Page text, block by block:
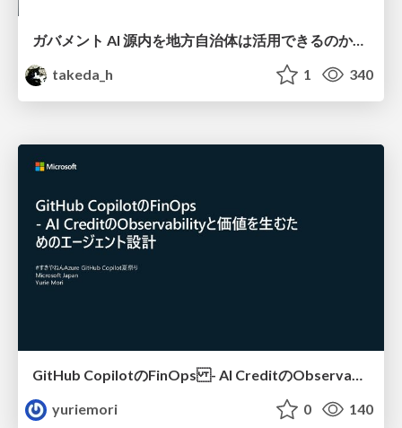
ガバメント AI 源内を地方自治体は活用できるのか 可能性と課題、期待について
takeda_h
1 340
yuriemori
0 140